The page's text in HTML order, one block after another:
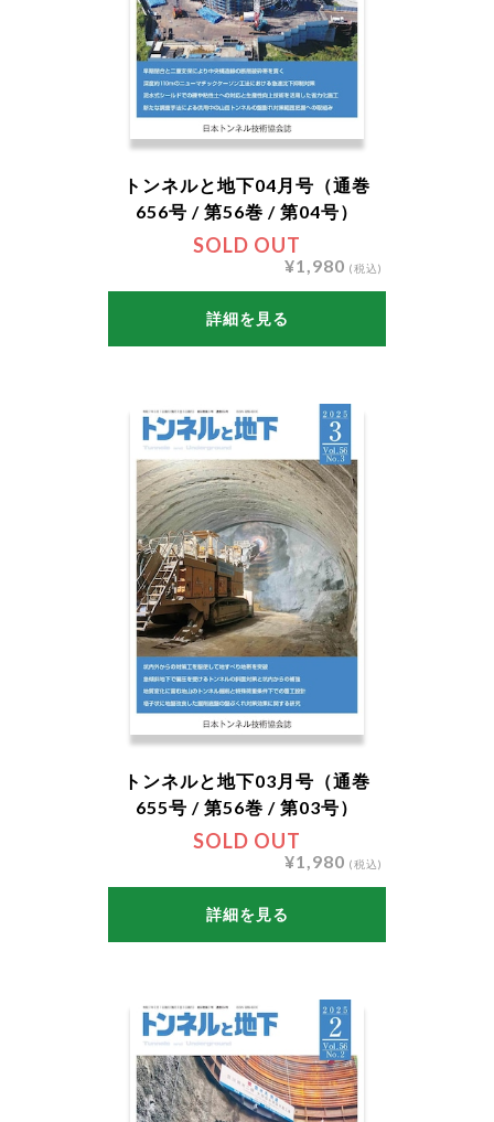
SOLD OUT
トンネルと地下04月号（通巻
656号 / 第56巻 / 第04号）
¥1,980 (税込)
詳細を見る
SOLD OUT
トンネルと地下03月号（通巻
655号 / 第56巻 / 第03号）
¥1,980 (税込)
詳細を見る